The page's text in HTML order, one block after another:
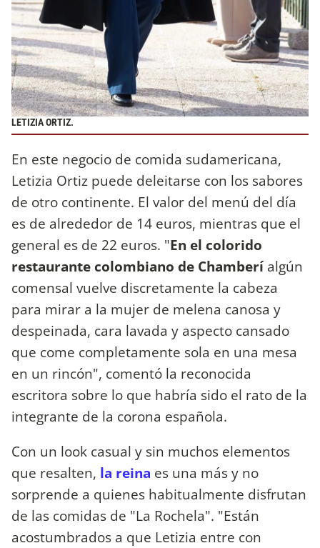
LETIZIA ORTIZ.
En este negocio de comida sudamericana,
Letizia Ortiz puede deleitarse con los sabores
de otro continente. El valor del menú del día
es de alrededor de 14 euros, mientras que el
general es de 22 euros. "En el colorido
restaurante colombiano de Chamberíalgún
comensal vuelve discretamente la cabeza
para mirar a la mujer de melena canosa y
despeinada, cara lavada y aspecto cansado
que come completamente sola en una mesa
en un rincón", comentó la reconocida
escritora sobre lo que habría sido el rato de la
integrante de la corona española.
Con un look casual y sin muchos elementos
que resalten, la reina es una más y no
sorprende a quienes habitualmente disfrutan
de las comidas de "La Rochela". "Están
acostumbrados a que Letizia entre con